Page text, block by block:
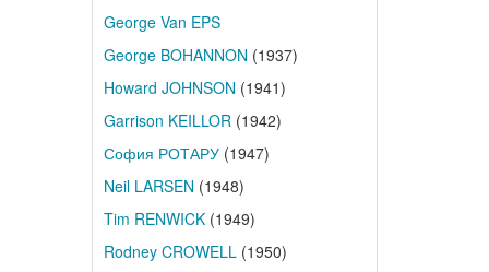
George Van EPS
George BOHANNON (1937)
Howard JOHNSON (1941)
Garrison KEILLOR(1942)
София РОТАРУ(1947)
Neil LARSEN (1948)
Tim RENWICK(1949)
Rodney CROWELL(1950)